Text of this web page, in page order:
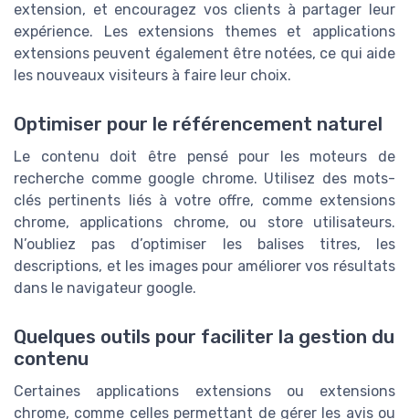
extension, et encouragez vos clients à partager leur
expérience. Les extensions themes et applications
extensions peuvent également être notées, ce qui aide
les nouveaux visiteurs à faire leur choix.
Optimiser pour le référencement naturel
Le contenu doit être pensé pour les moteurs de
recherche comme google chrome. Utilisez des mots-
clés pertinents liés à votre offre, comme extensions
chrome, applications chrome, ou store utilisateurs.
N’oubliez pas d’optimiser les balises titres, les
descriptions, et les images pour améliorer vos résultats
dans le navigateur google.
Quelques outils pour faciliter la gestion du
contenu
Certaines applications extensions ou extensions
chrome, comme celles permettant de gérer les avis ou